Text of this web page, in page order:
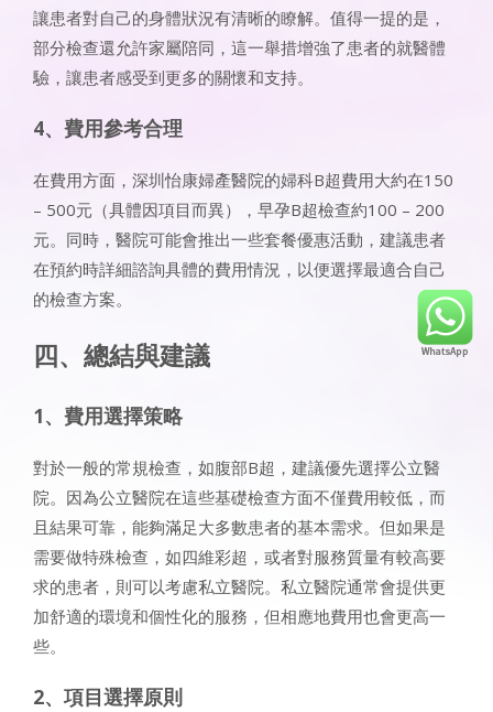
讓患者對自己的身體狀況有清晰的瞭解。值得一提的是，
部分檢查還允許家屬陪同，這一舉措增強了患者的就醫體
驗，讓患者感受到更多的關懷和支持。
4、費用參考合理
在費用方面，深圳怡康婦產醫院的婦科B超費用大約在150
– 500元（具體因項目而異），早孕B超檢查約100 – 200
元。同時，醫院可能會推出一些套餐優惠活動，建議患者
在預約時詳細諮詢具體的費用情況，以便選擇最適合自己
的檢查方案。
四、總結與建議
1、費用選擇策略
對於一般的常規檢查，如腹部B超，建議優先選擇公立醫
院。因為公立醫院在這些基礎檢查方面不僅費用較低，而
且結果可靠，能夠滿足大多數患者的基本需求。但如果是
需要做特殊檢查，如四維彩超，或者對服務質量有較高要
求的患者，則可以考慮私立醫院。私立醫院通常會提供更
加舒適的環境和個性化的服務，但相應地費用也會更高一
些。
2、項目選擇原則